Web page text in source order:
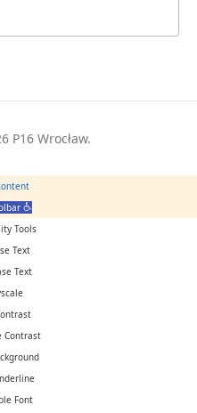
P16 Wrocław.
Tools
Text
Text
Contrast
Font